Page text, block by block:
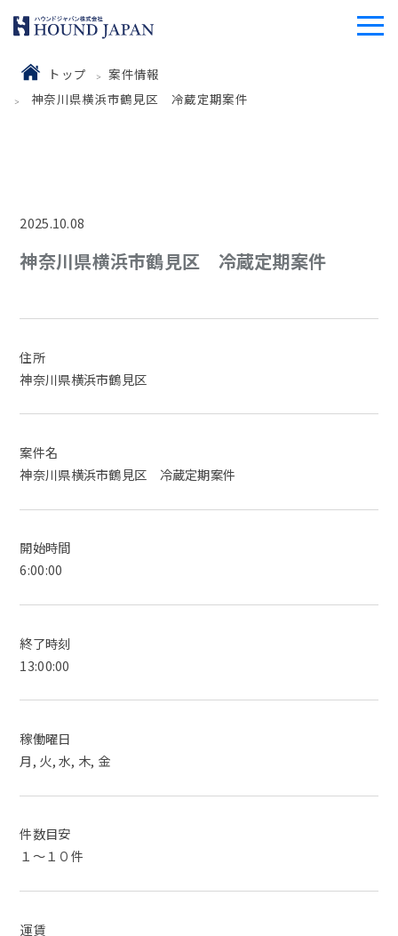
トップ
案件情報
神奈川県横浜市鶴見区 冷蔵定期案件
2025.10.08
神奈川県横浜市鶴見区 冷蔵定期案件
住所
神奈川県横浜市鶴見区
案件名
神奈川県横浜市鶴見区 冷蔵定期案件
開始時間
6:00:00
終了時刻
13:00:00
稼働曜日
月, 火, 水, 木, 金
件数目安
１～１０件
運賃